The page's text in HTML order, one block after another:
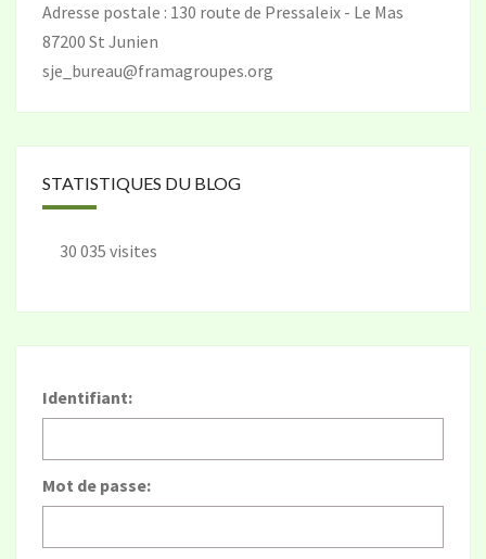
Adresse postale : 130 route de Pressaleix - Le Mas
87200 St Junien
sje_bureau@framagroupes.org
STATISTIQUES DU BLOG
30 035 visites
Identifiant:
Mot de passe: